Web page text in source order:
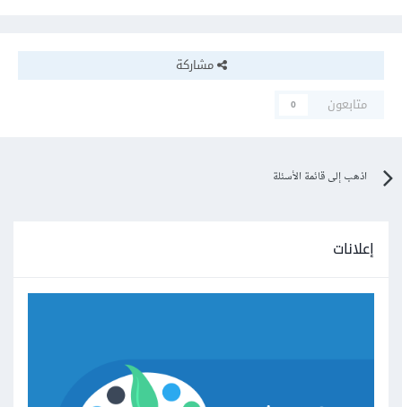
مشاركة
متابعون
0
اذهب إلى قائمة الأسئلة
إعلانات